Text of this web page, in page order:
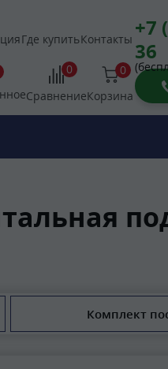
Где купитьКонтакты +7
36
0
Сравнение
0
Корзина
Комплект